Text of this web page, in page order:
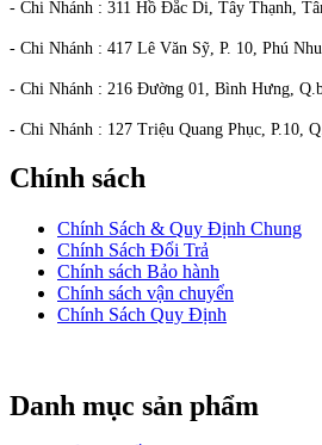
- Chi Nhánh : 311 Hồ Đắc Di, Tây Thạnh,
- Chi Nhánh : 417 Lê Văn Sỹ, P. 10, Phú
- Chi Nhánh : 216 Đường 01, Bình Hưng,
- Chi Nhánh : 127 Triệu Quang Phục, P.10,
Chính sách
Chính Sách & Quy Định Chung
Chính Sách Đổi Trả
Chính sách Bảo hành
Chính sách vận chuyển
Chính Sách Quy Định
Danh mục sản phẩm